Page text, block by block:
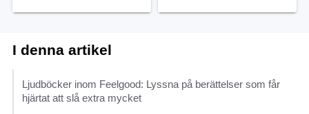
Ljudböcker inom Feelgood: Lyssna på berättelser som får
hjärtat att slå extra mycket